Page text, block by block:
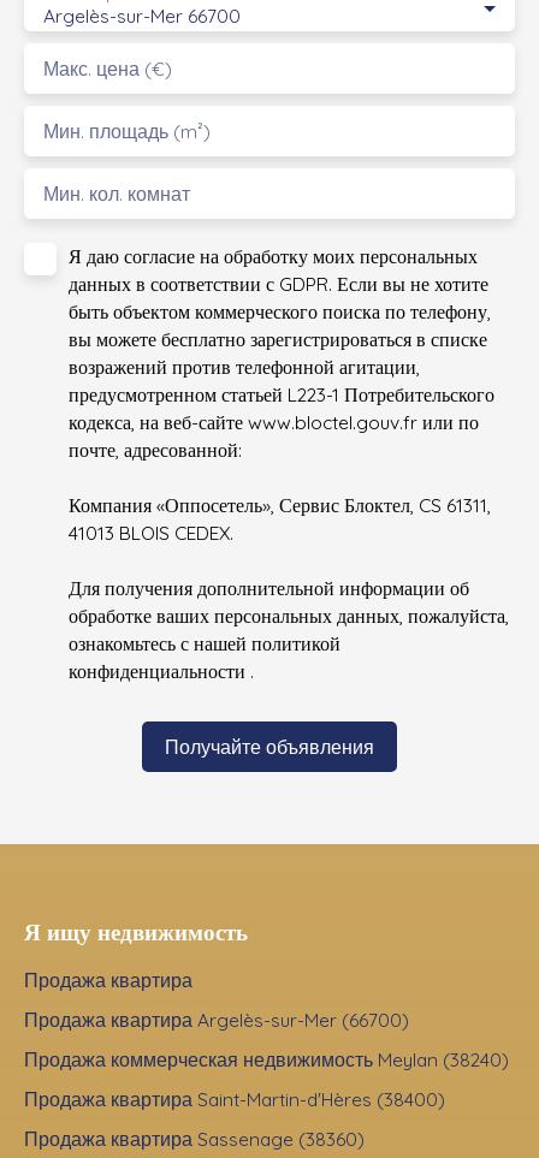
Argelès-sur-Mer 66700
Макс. цена (€)
Мин. площадь (m²)
Мин. кол. комнат
Я даю согласие на обработку моих персональных
данных в соответствии с GDPR. Если вы не хотите
быть объектом коммерческого поиска по телефону,
вы можете бесплатно зарегистрироваться в списке
возражений против телефонной агитации,
предусмотренном статьей L223-1 Потребительского
кодекса, на веб-сайте www.bloctel.gouv.fr или по
почте, адресованной:
Компания «Оппосетель», Сервис Блоктел, CS 61311,
41013 BLOIS CEDEX.
Для получения дополнительной информации об
обработке ваших персональных данных, пожалуйста,
ознакомьтесь с нашей политикой
конфиденциальности .
Получайте объявления
Я ищу недвижимость
Продажа квартира
Продажа квартира Argelès-sur-Mer (66700)
Продажа коммерческая недвижимость Meylan (38240)
Продажа квартира Saint-Martin-d'Hères (38400)
Продажа квартира Sassenage (38360)